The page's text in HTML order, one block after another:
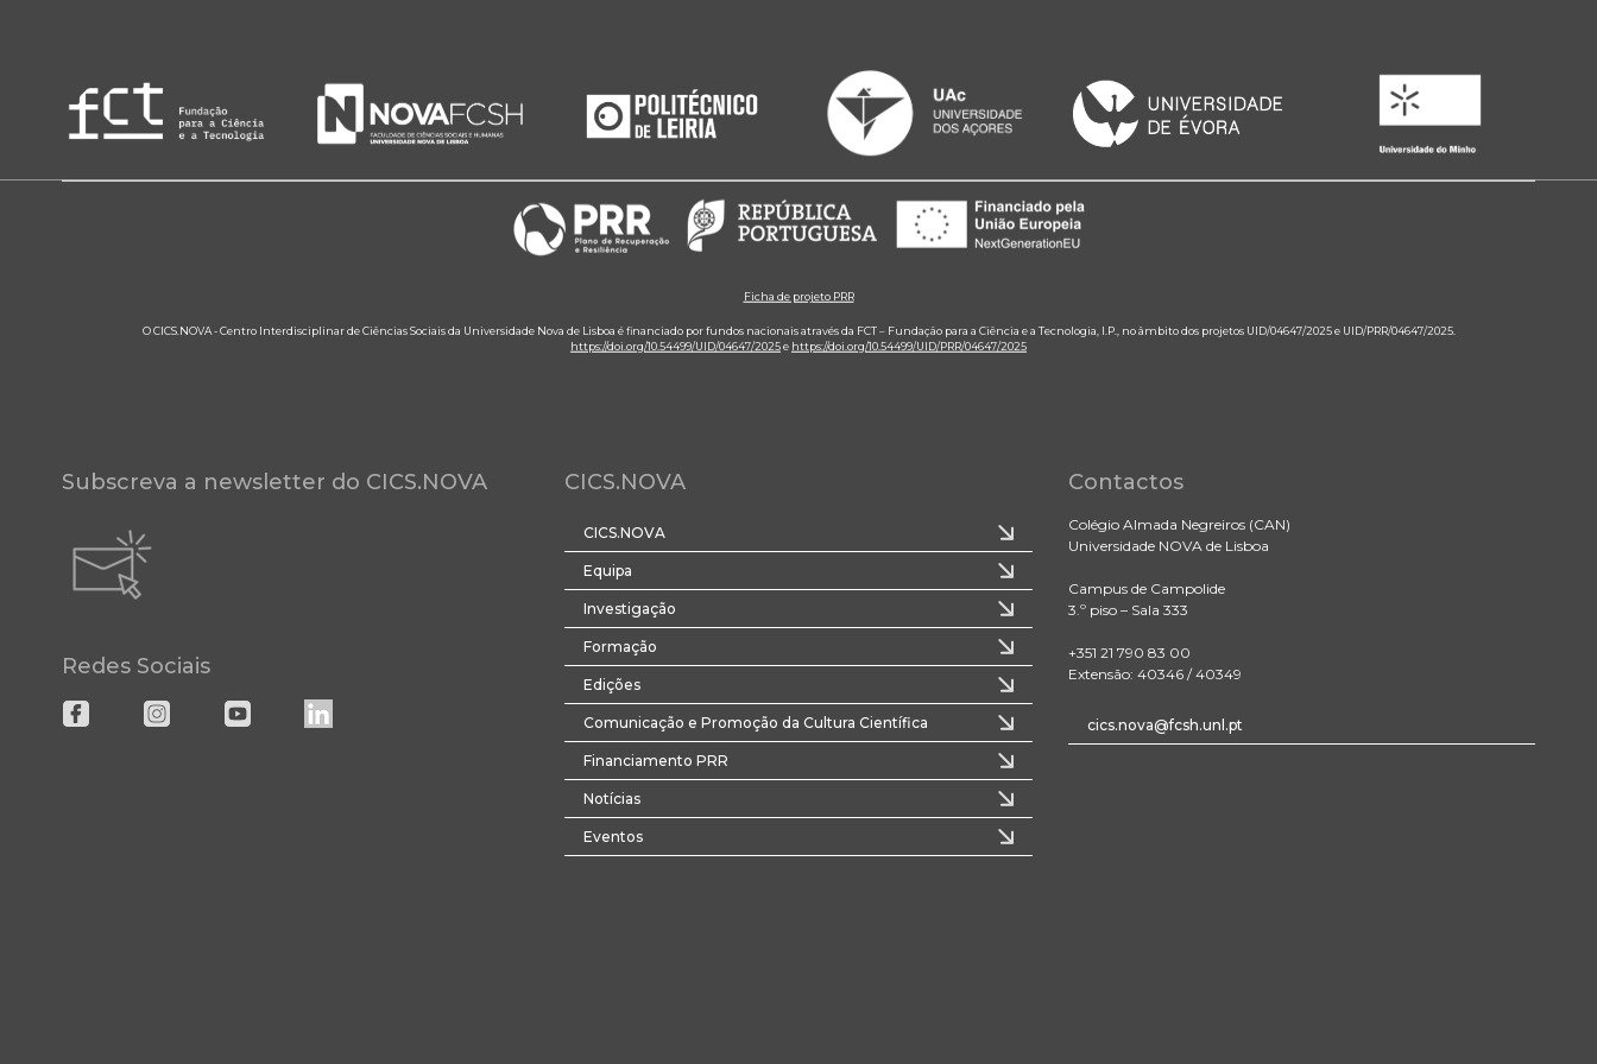
Ficha de projeto PRR
O CICS.NOVA - Centro Interdisciplinar de Ciências Sociais da Universidade Nova de Lisboa é financiado por fundos nacionais através da FCT – Fundação para a Ciência e a Tecnologia, I.P., no âmbito dos projetos UID/04647/2025 e UID/PRR/04647/2025.
https://doi.org/10.54499/UID/04647/2025e https://doi.org/10.54499/UID/PRR/04647/2025
Subscreva a newsletter do CICS.NOVA
Redes Sociais
CICS.NOVA
CICS.NOVA
Equipa
Investigação
Formação
Edições
Comunicação e Promoção da Cultura Científica
Financiamento PRR
Notícias
Eventos
Contactos
Colégio Almada Negreiros (CAN)
Universidade NOVA de Lisboa
Campus de Campolide
3.º piso – Sala 333
+351 21 790 83 00
Extensão: 40346 / 40349
cics.nova@fcsh.unl.pt